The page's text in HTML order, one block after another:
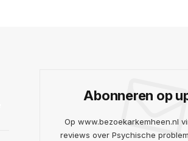
Abonneren op
Op www.bezoekarkemheen.nl
reviews over Psychische